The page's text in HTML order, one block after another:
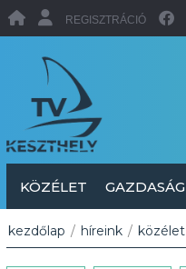
REGISZTRÁCIÓ
KÖZÉLET GAZDASÁG
kezdőlap / híreink / közélet